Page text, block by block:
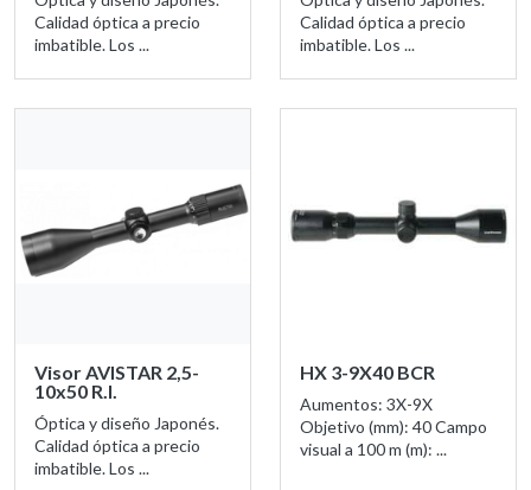
Calidad óptica a precio
imbatible. Los ...
Calidad óptica a precio
imbatible. Los ...
Visor AVISTAR 2,5-
10x50 R.I.
Óptica y diseño Japonés.
Calidad óptica a precio
imbatible. Los ...
HX 3-9X40 BCR
Aumentos: 3X-9X
Objetivo (mm): 40 Campo
visual a 100 m (m): ...